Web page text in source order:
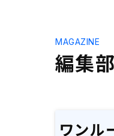
編集
MAGAZINE